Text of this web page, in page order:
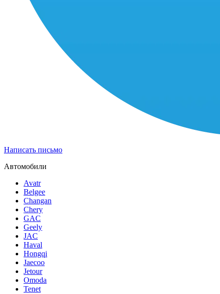
Написать письмо
Автомобили
Avatr
Belgee
Changan
Chery
GAC
Geely
JAC
Haval
Hongqi
Jaecoo
Jetour
Omoda
Tenet